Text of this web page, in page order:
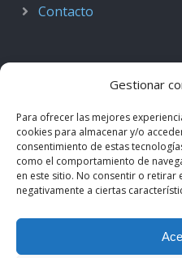
Gestionar
Para ofrecer las mejores
cookies para almacenar y/o
consentimiento de estas
como el comportamiento de
en este sitio. No consentir o
negativamente a ciertas
Contacto
Podcast de